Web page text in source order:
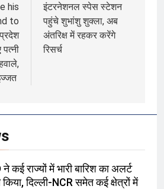
his
to
इंटरनेशनल स्पेस स्टेशन
पहुंचे शुभांशु शुक्‍ला, अब
अंतरिक्ष में रहकर करेंगे
रिसर्च
कई राज्यों में भारी बारिश का अलर्ट
किया, दिल्ली-NCR समेत कई क्षेत्रों में